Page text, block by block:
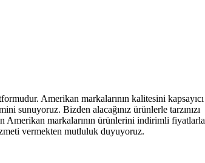
Amerikan markalarının kalitesini kapsayıcı
sunuyoruz. Bizden alacağınız ürünlerle tarzınızı
Amerikan markalarının ürünlerini indirimli fiyatlarla
vermekten mutluluk duyuyoruz.